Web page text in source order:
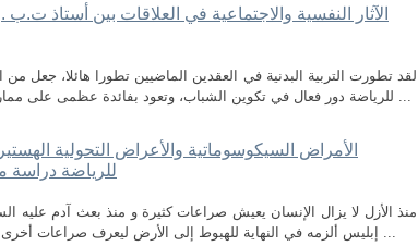
لقد تطورت التربية البدنية في العقدين الماضيين تطورا هائلا، جعل
للرياضة دور فعال في تكوين الشباب، وتعود بفائدة عظمى على ممارسيها وذلك من الجانب النفسي والاجتماعي عامة، ومن ...
الأمراض السيكوسوماتية والأعراض التحولية
للرياضة دراسة
منذ الأزل لا يزال الإنسان يعيش صراعات كثيرة و منذ بعث آدم
إبليس ألزمه في النهاية للهبوط إلى الأرض ليعرف صراعات أخرى إضافة الى صراعه مع ابليس فقد عاش صراعا مع أخيه ...